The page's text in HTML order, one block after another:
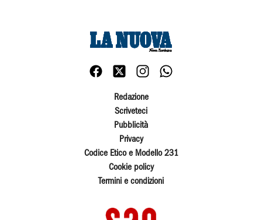
Redazione
Scriveteci
Pubblicità
Privacy
Codice Etico e Modello 231
Cookie policy
Termini e condizioni